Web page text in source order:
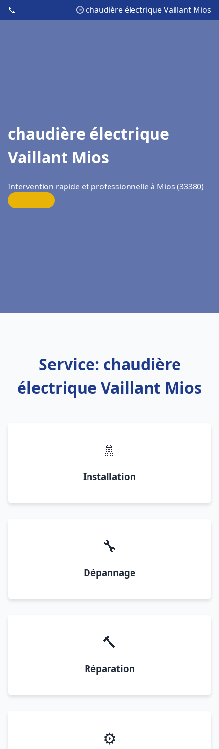
📞 🕒 chaudière électrique Vaillant Mios
chaudière électrique
Vaillant Mios
Intervention rapide et professionnelle à Mios (33380)
Service: chaudière
électrique Vaillant Mios
🚿
Installation
🔧
Dépannage
🔨
Réparation
⚙️